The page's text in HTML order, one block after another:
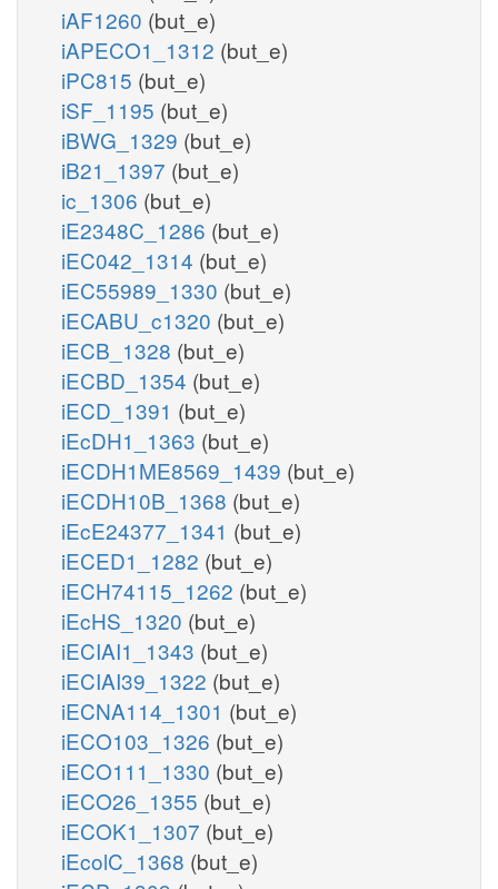
iAF1260 (but_e)
iAPECO1_1312 (but_e)
iPC815 (but_e)
iSF_1195 (but_e)
iBWG_1329 (but_e)
iB21_1397 (but_e)
ic_1306 (but_e)
iE2348C_1286 (but_e)
iEC042_1314 (but_e)
iEC55989_1330 (but_e)
iECABU_c1320 (but_e)
iECB_1328 (but_e)
iECBD_1354 (but_e)
iECD_1391 (but_e)
iEcDH1_1363 (but_e)
iECDH1ME8569_1439 (but_e)
iECDH10B_1368 (but_e)
iEcE24377_1341 (but_e)
iECED1_1282 (but_e)
iECH74115_1262 (but_e)
iEcHS_1320 (but_e)
iECIAI1_1343 (but_e)
iECIAI39_1322 (but_e)
iECNA114_1301 (but_e)
iECO103_1326 (but_e)
iECO111_1330 (but_e)
iECO26_1355 (but_e)
iECOK1_1307 (but_e)
iEcolC_1368 (but_e)